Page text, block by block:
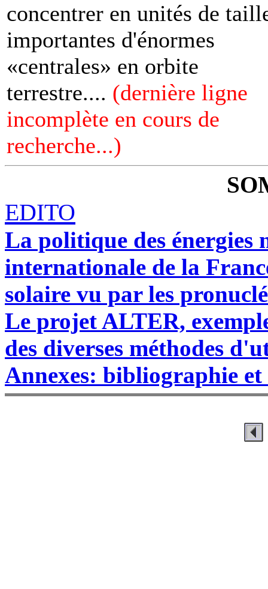
concentrer en unités de
importantes d'énormes
«centrales» en orbite
terrestre.... (dernière ligne
incomplète en cours de
recherche...)
EDITO
La politique des énergies
internationale de la
solaire vu par les
Le projet ALTER,
des diverses méthodes
Annexes: bibliographie